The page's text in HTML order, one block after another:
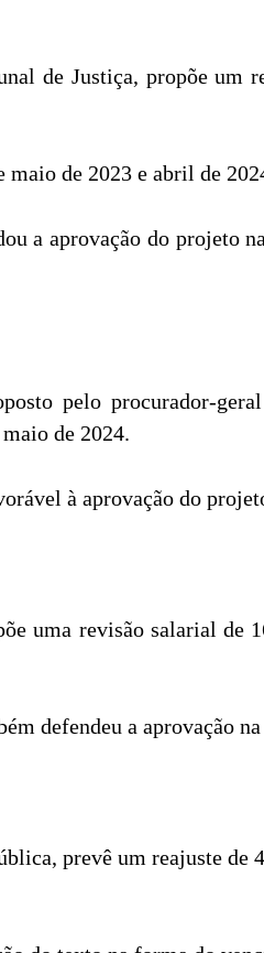
de Justiça, propõe um
maio de 2023 e abril de
a aprovação do projeto
pelo procurador-
de 2024.
à aprovação do
uma revisão salarial de
defendeu a aprovação
prevê um reajuste